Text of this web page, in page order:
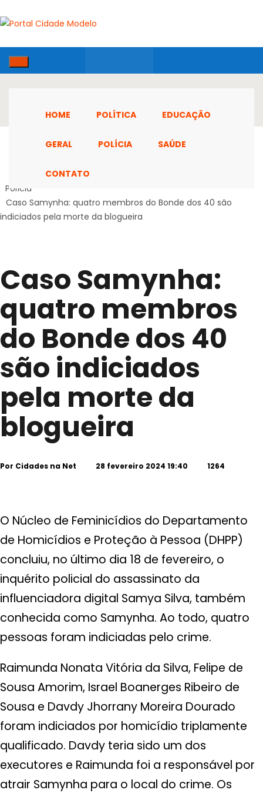
HOME POLÍTICA EDUCAÇÃO
GERAL POLÍCIA SAÚDE
CONTATO
Polícia
Caso Samynha: quatro membros do Bonde dos 40 são
indiciados pela morte da blogueira
Caso Samynha:
quatro membros
do Bonde dos 40
são indiciados
pela morte da
blogueira
Por Cidades na Net 28 fevereiro 2024 19:40 1264
O Núcleo de Feminicídios do Departamento
de Homicídios e Proteção à Pessoa (DHPP)
concluiu, no último dia 18 de fevereiro, o
inquérito policial do assassinato da
influenciadora digital Samya Silva, também
conhecida como Samynha. Ao todo, quatro
pessoas foram indiciadas pelo crime.
Raimunda Nonata Vitória da Silva, Felipe de
Sousa Amorim, Israel Boanerges Ribeiro de
Sousa e Davdy Jhorrany Moreira Dourado
foram indiciados por homicídio triplamente
qualificado. Davdy teria sido um dos
executores e Raimunda foi a responsável por
atrair Samynha para o local do crime. Os